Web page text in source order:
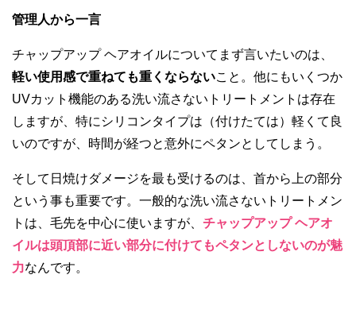
管理人から一言
チャップアップ ヘアオイルについてまず言いたいのは、
軽い使用感で重ねても重くならないこと。他にもいくつか
UVカット機能のある洗い流さないトリートメントは存在
しますが、特にシリコンタイプは（付けたては）軽くて良
いのですが、時間が経つと意外にペタンとしてしまう。
そして日焼けダメージを最も受けるのは、首から上の部分
という事も重要です。一般的な洗い流さないトリートメン
トは、毛先を中心に使いますが、 チャップアップ ヘアオ
イルは頭頂部に近い部分に付けてもペタンとしないのが魅
力なんです。